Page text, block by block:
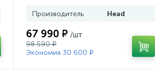
Производитель Head
67 990 ₽ /шт
98 590 ₽
Экономия 30 600 ₽